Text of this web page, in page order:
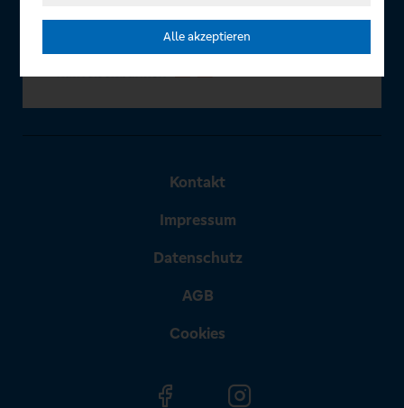
Kontakt
Impressum
Datenschutz
AGB
Cookies
Alle akzeptieren